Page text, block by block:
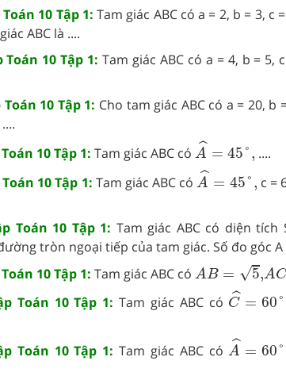
10 Tập 1:Tam giác ABC có a = 2, b = 3, c
ABC là ....
Toán 10 Tập 1:Tam giác ABC có a = 4, b = 5,
10 Tập 1: Cho tam giác ABC có a = 20, b
10 Tập 1: Tam giác ABC có ˆ
A = 45°,
A^
....
10 Tập 1: Tam giác ABC có ˆ
A = 45°,
A^
c =
Toán 10 Tập 1: Tam giác ABC có diện tích
tròn ngoại tiếp của tam giác. Số đo góc A
10 Tập 1: Tam giác ABC có AB = √5,
A B= AC
AC
Toán 10 Tập 1:Tam giác ABC có ˆ
C = 60°
C^ ,
Toán 10 Tập 1:Tam giác ABC có ˆ
A = 60°
A^